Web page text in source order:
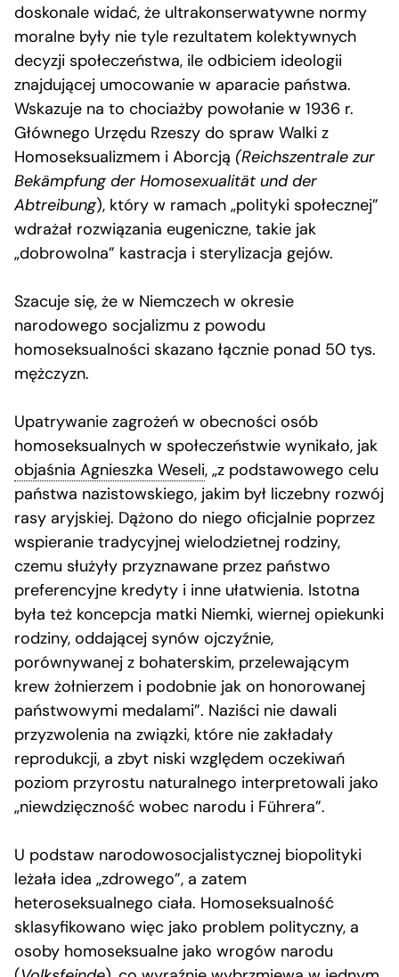
doskonale widać, że ultrakonserwatywne normy
moralne były nie tyle rezultatem kolektywnych
decyzji społeczeństwa, ile odbiciem ideologii
znajdującej umocowanie w aparacie państwa.
Wskazuje na to chociażby powołanie w 1936 r.
Głównego Urzędu Rzeszy do spraw Walki z
Homoseksualizmem i Aborcją (Reichszentrale zur
Bekämpfung der Homosexualität und der
Abtreibung), który w ramach „polityki społecznej”
wdrażał rozwiązania eugeniczne, takie jak
„dobrowolna” kastracja i sterylizacja gejów.
Szacuje się, że w Niemczech w okresie
narodowego socjalizmu z powodu
homoseksualności skazano łącznie ponad 50 tys.
mężczyzn.
Upatrywanie zagrożeń w obecności osób
homoseksualnych w społeczeństwie wynikało, jak
objaśnia Agnieszka Weseli, „z podstawowego celu
państwa nazistowskiego, jakim był liczebny rozwój
rasy aryjskiej. Dążono do niego oficjalnie poprzez
wspieranie tradycyjnej wielodzietnej rodziny,
czemu służyły przyznawane przez państwo
preferencyjne kredyty i inne ułatwienia. Istotna
była też koncepcja matki Niemki, wiernej opiekunki
rodziny, oddającej synów ojczyźnie,
porównywanej z bohaterskim, przelewającym
krew żołnierzem i podobnie jak on honorowanej
państwowymi medalami”. Naziści nie dawali
przyzwolenia na związki, które nie zakładały
reprodukcji, a zbyt niski względem oczekiwań
poziom przyrostu naturalnego interpretowali jako
„niewdzięczność wobec narodu i Führera”.
U podstaw narodowosocjalistycznej biopolityki
leżała idea „zdrowego”, a zatem
heteroseksualnego ciała. Homoseksualność
sklasyfikowano więc jako problem polityczny, a
osoby homoseksualne jako wrogów narodu